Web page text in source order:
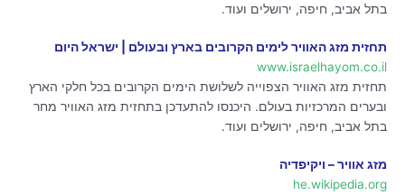
בתל אביב, חיפה, ירושלים ועוד.
תחזית מזג האוויר לימים הקרובים בארץ ובעולם | ישראל היום
www.israelhayom.co.il
תחזית מזג האוויר הצפוייה לשלושת הימים הקרובים בכל חלקי הארץ
ובערים המרכזיות בעולם. היכנסו להתעדכן בתחזית מזג האוויר מחר
בתל אביב, חיפה, ירושלים ועוד.
מזג אוויר – ויקיפדיה
he.wikipedia.org